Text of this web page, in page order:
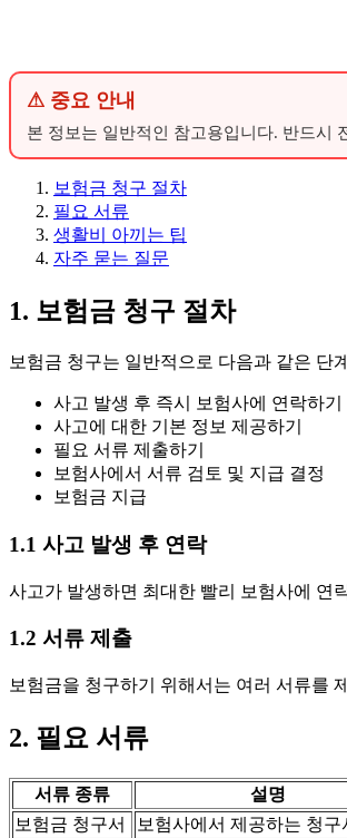
⚠ 중요 안내
본 정보는 일반적인 참고용입니다. 반드시
보험금 청구 절차
필요 서류
생활비 아끼는 팁
자주 묻는 질문
1. 보험금 청구 절차
보험금 청구는 일반적으로 다음과 같은 단
사고 발생 후 즉시 보험사에 연락하기
사고에 대한 기본 정보 제공하기
필요 서류 제출하기
보험사에서 서류 검토 및 지급 결정
보험금 지급
1.1 사고 발생 후 연락
사고가 발생하면 최대한 빨리 보험사에 연
1.2 서류 제출
보험금을 청구하기 위해서는 여러 서류를
2. 필요 서류
서류 종류
설명
보험금 청구서
보험사에서 제공하는 청구